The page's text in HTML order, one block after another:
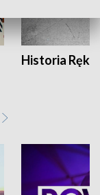
Historia Ręką